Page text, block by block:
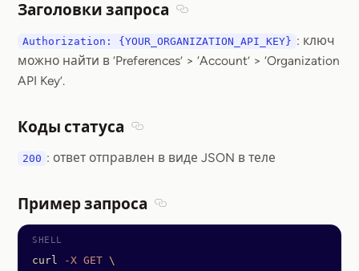
Заголовки запроса
Authorization: {YOUR_ORGANIZATION_API_KEY} : ключ
можно найти в ‘Preferences’ > ‘Account’ > ‘Organization
API Key’.
Коды статуса
200 : ответ отправлен в виде JSON в теле
Пример запроса
curl -X GET \